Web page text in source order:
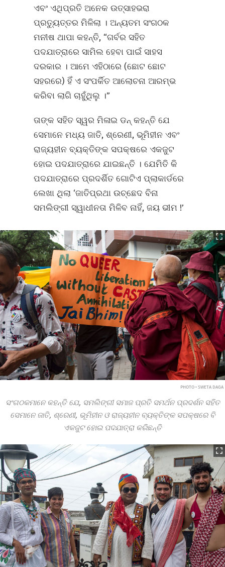
ଏବଂ ଏଥିପ୍ରତି ଅନେକ ଉତ୍ସାହଭରା
ପ୍ରତ୍ୟୁତ୍ତର ମିଳିଲା । ଅନ୍ୟତମ ସଂଗଠକ
ମନୀଷ ଥାପା କହନ୍ତି, “ଗର୍ବର ସହିତ
ପଦଯାତ୍ରାରେ ସାମିଲ ହେବା ପାଇଁ ସାହସ
ଦରକାର । ଆମେ ଏହିଠାରେ (ଛୋଟ ଛୋଟ
ସହରରେ) ହିଁ ଏ ସଂପର୍କିତ ଆଲୋଚନା ଆରମ୍ଭ
କରିବା ଲାଗି ଚାହୁଁଥିଲୁ ।”
ତାଙ୍କ ସହିତ ସ୍ୱର ମିଳାଇ ଡନ୍ କହନ୍ତି ଯେ
ସେମାନେ ମଧ୍ୟ ଜାତି, ଶ୍ରେଣୀ, ଭୂମିହୀନ ଏବଂ
ରାଜ୍ୟହୀନ ବ୍ୟକ୍ତିଙ୍କ ସପକ୍ଷରେ ଏକଜୁଟ
ହୋଇ ପଦଯାତ୍ରାରେ ଯାଇଛନ୍ତି । ଯେମିତି କି
ପଦଯାତ୍ରାରେ ପ୍ରଦର୍ଶିତ ଗୋଟିଏ ପ୍ଲାକାର୍ଡରେ
ଲେଖା ଥିଲା ‘ଜାତିପ୍ରଥା ଉଚ୍ଛେଦ ବିନା
ସମଲିଙ୍ଗୀ ସ୍ୱାଧୀନତା ମିଳିବ ନାହିଁ, ଜୟ ଭୀମ !’
PHOTO • SWETA DAGA
ସଂଗଠକମାନେ କହନ୍ତି ଯେ, ସମଲିଙ୍ଗୀ ସମାଜ ପ୍ରତି ସମର୍ଥନ ପ୍ରଦର୍ଶନ ସହିତ
ସେମାନେ ଜାତି, ଶ୍ରେଣୀ, ଭୂମିହୀନ ଓ ରାଜ୍ୟହୀନ ବ୍ୟକ୍ତିଙ୍କ ସପକ୍ଷରେ ବି
ଏକଜୁଟ ହୋଇ ପଦଯାତ୍ରା କରିଛନ୍ତି